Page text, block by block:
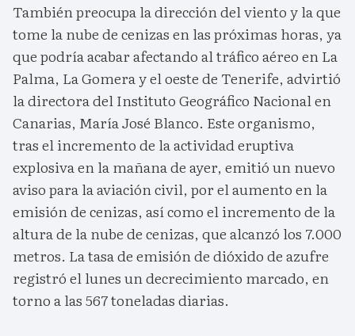
También preocupa la dirección del viento y la que
tome la nube de cenizas en las próximas horas, ya
que podría acabar afectando al tráfico aéreo en La
Palma, La Gomera y el oeste de Tenerife, advirtió
la directora del Instituto Geográfico Nacional en
Canarias, María José Blanco. Este organismo,
tras el incremento de la actividad eruptiva
explosiva en la mañana de ayer, emitió un nuevo
aviso para la aviación civil, por el aumento en la
emisión de cenizas, así como el incremento de la
altura de la nube de cenizas, que alcanzó los 7.000
metros. La tasa de emisión de dióxido de azufre
registró el lunes un decrecimiento marcado, en
torno a las 567 toneladas diarias.